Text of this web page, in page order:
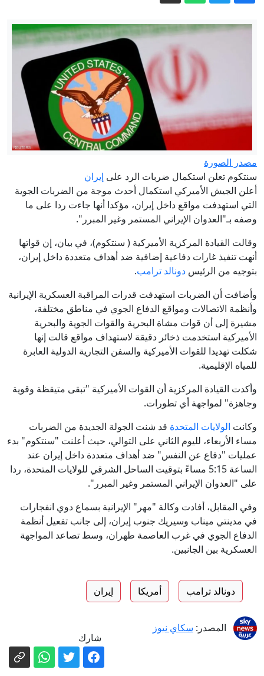
طريق الموت.. رحلة موريتاني إلى آخر
توترات باب المندب تضع اقتصاد جيبوتي
على صفيح ساخن
الحوثيون يعلنون استهداف "تحشيدات
سعودية" في المخا جنوب غربي اليمن
فتاوى التكفير نذير دموي.. لماذا رمى
الحاخامات بن غوريون بالزندقة؟
موجة حر شديدة تصل لـ45° بهذه الولايات
مصدر الصورة
سنتكوم تعلن استكمال ضربات الرد على إيران
أعلن الجيش الأميركي استكمال أحدث موجة من الضربات الجوية
التي استهدفت مواقع داخل إيران، مؤكدا أنها جاءت ردا على ما
وصفه بـ"العدوان الإيراني المستمر وغير المبرر".
وقالت القيادة المركزية الأميركية ( سنتكوم)، في بيان، إن قواتها
أنهت تنفيذ غارات دفاعية إضافية ضد أهداف متعددة داخل إيران،
بتوجيه من الرئيس دونالد ترامب.
وأضافت أن الضربات استهدفت قدرات المراقبة العسكرية الإيرانية
وأنظمة الاتصالات ومواقع الدفاع الجوي في مناطق مختلفة،
مشيرة إلى أن قوات مشاة البحرية والقوات الجوية والبحرية
الأميركية استخدمت ذخائر دقيقة لاستهداف مواقع قالت إنها
شكلت تهديدا للقوات الأميركية والسفن التجارية الدولية العابرة
للمياه الإقليمية.
وأكدت القيادة المركزية أن القوات الأميركية "تبقى متيقظة وقوية
وجاهزة" لمواجهة أي تطورات.
وكانت الولايات المتحدة قد شنت الجولة الجديدة من الضربات
مساء الأربعاء، لليوم الثاني على التوالي، حيث أعلنت "سنتكوم" بدء
عمليات "دفاع عن النفس" ضد أهداف متعددة داخل إيران عند
الساعة 5:15 مساءً بتوقيت الساحل الشرقي للولايات المتحدة، ردا
على "العدوان الإيراني المستمر وغير المبرر".
وفي المقابل، أفادت وكالة "مهر" الإيرانية بسماع دوي انفجارات
في مدينتي ميناب وسيريك جنوب إيران، إلى جانب تفعيل أنظمة
الدفاع الجوي في غرب العاصمة طهران، وسط تصاعد المواجهة
العسكرية بين الجانبين.
دونالد ترامب أمريكا إيران
المصدر: سكاي نيوز
شارك